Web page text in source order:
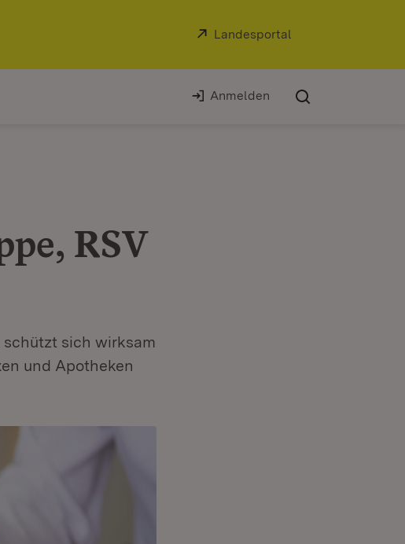
Extern:
Landesportal
Anmelden
RSV
sich wirksam
und Apotheken